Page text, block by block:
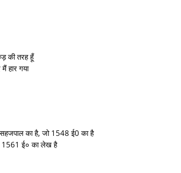
की तरह हूँ
हार गया
सहजपाल का है, जो 1548 ई0 का है
1561 ई० का लेख है